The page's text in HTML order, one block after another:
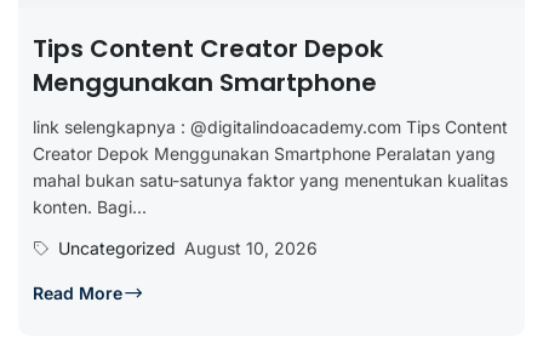
Tips Content Creator Depok
Menggunakan Smartphone
link selengkapnya : @digitalindoacademy.com Tips Content
Creator Depok Menggunakan Smartphone Peralatan yang
mahal bukan satu-satunya faktor yang menentukan kualitas
konten. Bagi...
Uncategorized August 10, 2026
Read More